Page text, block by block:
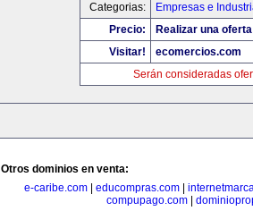
Categorias:
Empresas e
Precio:
Realizar una
Visitar!
ecomercios.com
Serán consideradas
Otros dominios en venta:
e-caribe.com| educompras.com|
compupago.com|